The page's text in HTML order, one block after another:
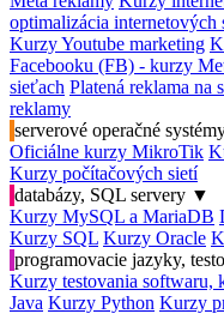
optimalizácia internetových
Kurzy Youtube marketing
Facebooku (FB) - kurzy
sieťach Platená reklama na
reklamy
serverové operačné
Oficiálne kurzy MikroTik
Kurzy počítačových sietí
databázy, SQL servery ▼
Kurzy MySQL a MariaDB
Kurzy SQL Kurzy Oracle
programovacie jazyky,
Kurzy testovania softwaru,
Java Kurzy Python Kurzy